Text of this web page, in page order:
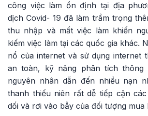
công việc làm ổn định tại địa
dịch Covid- 19 đã làm trầm trọng
thu nhập và mất việc làm khiến
kiếm việc làm tại các quốc gia khác.
nổ của internet và sử dụng internet
an toàn, kỹ năng phân tích thông
nguyên nhân dẫn đến nhiều nạn
thanh thiếu niên rất dễ tiếp cận
dối và rơi vào bẫy của đối tượng mua